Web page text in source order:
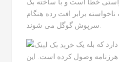
خطا است و با ساخته بک
برابر افت رده هنگام
سرپوش گوگل می شوند.
وصول کرده است. این